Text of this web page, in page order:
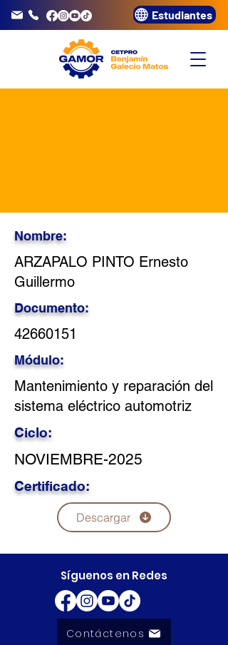
3320072 Estudiantes
Nombre:
ARZAPALO PINTO Ernesto
Guillermo
Documento:
42660151
Módulo:
Mantenimiento y reparación del
sistema eléctrico automotriz
Ciclo:
NOVIEMBRE-2025
Certificado:
Descargar
Síguenos en Redes
Contáctenos